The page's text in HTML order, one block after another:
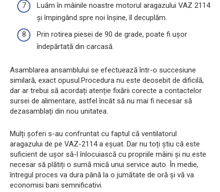
Luăm în mâinile noastre motorul aragazului VAZ 2114
și împingând spre noi înșine, îl decuplăm.
Prin rotirea piesei de 90 de grade, poate fi ușor
îndepărtată din carcasă.
Asamblarea ansamblului se efectuează într-o succesiune
similară, exact opusul.Procedura nu este deosebit de dificilă,
dar ar trebui să acordați atenție fixării corecte a contactelor
sursei de alimentare, astfel încât să nu mai fi necesar să
dezasamblați din nou unitatea.
Mulți șoferi s-au confruntat cu faptul că ventilatorul
aragazului de pe VAZ-2114 a eșuat. Dar nu toți știu că este
suficient de ușor să-l înlocuiască cu propriile mâini și nu este
necesar să plătiți o sumă mică unui service auto. În medie,
întregul proces va dura până la o jumătate de oră și vă va
economisi bani semnificativi.